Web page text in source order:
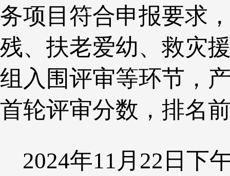
务项目符合申报要求
残、扶老爱幼、救灾
组入围评审等环节，
首轮评审分数，排名
2024年11月22日下